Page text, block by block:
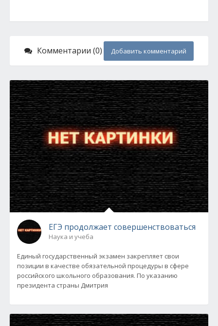
Комментарии (0) Добавить комментарий
ЕГЭ продолжает совершенствоваться
Наука и учеба
Единый государственный экзамен закрепляет свои
позиции в качестве обязательной процедуры в сфере
российского школьного образования. По указанию
президента страны Дмитрия